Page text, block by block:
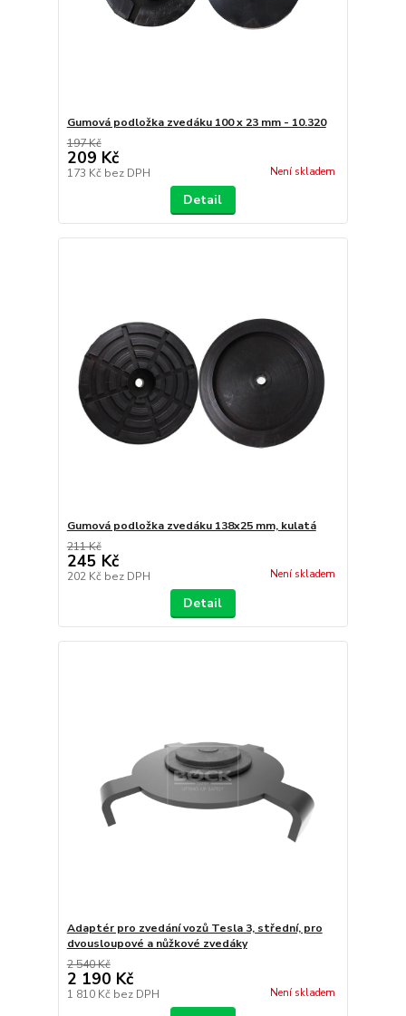
Gumová podložka zvedáku 100 x 23 mm - 10.320
197 Kč
209 Kč
173 Kč bez DPH Není skladem
Detail
Gumová podložka zvedáku 138x25 mm, kulatá
211 Kč
245 Kč
202 Kč bez DPH Není skladem
Detail
Adaptér pro zvedání vozů Tesla 3, střední, pro
dvousloupové a nůžkové zvedáky
2 540 Kč
2 190 Kč
1 810 Kč bez DPH Není skladem